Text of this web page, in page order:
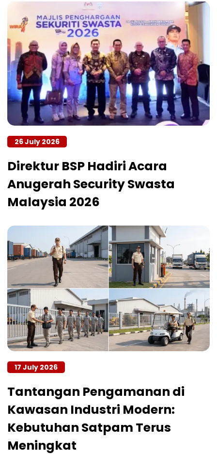
26 July 2026
Direktur BSP Hadiri Acara
Anugerah Security Swasta
Malaysia 2026
17 July 2026
Tantangan Pengamanan di
Kawasan Industri Modern:
Kebutuhan Satpam Terus
Meningkat